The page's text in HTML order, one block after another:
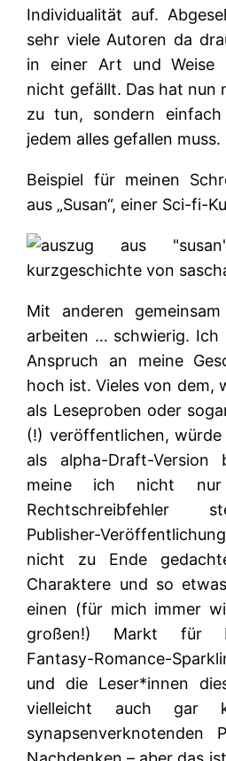
Individualität auf.
sehr viele Autoren da
in einer Art und Weise
nicht gefällt. Das hat nun
zu tun, sondern
jedem alles gefallen muss.
Beispiel für meinen
aus „Susan“, einer Sci-fi-
Mit anderen
arbeiten … schwierig. Ich
Anspruch an meine
hoch ist. Vieles von dem,
als Leseproben oder
(!) veröffentlichen,
als alpha-Draft-Version
meine ich nicht
Rechtschreibfehler
Publisher-
nicht zu Ende
Charaktere und so
einen (für mich immer
großen!) Markt für
Fantasy-Romance-
und die Leser*innen
vielleicht auch gar
synapsenverknotenden